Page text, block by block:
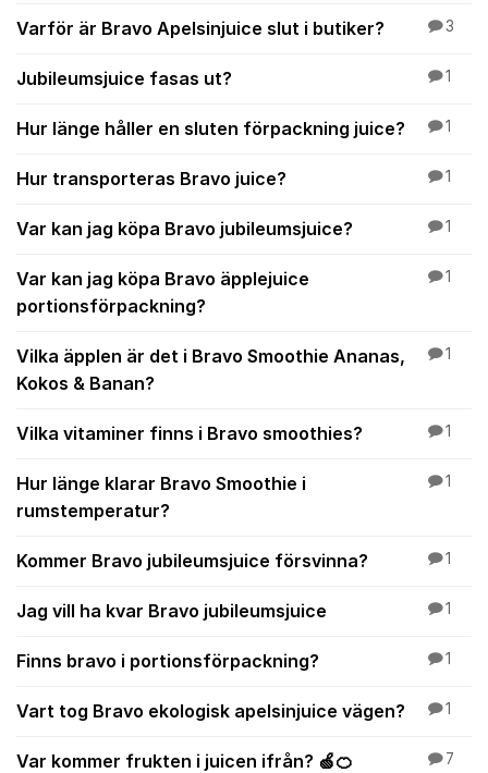
Varför är Bravo Apelsinjuice slut i butiker? 3
Jubileumsjuice fasas ut? 1
Hur länge håller en sluten förpackning juice? 1
Hur transporteras Bravo juice? 1
Var kan jag köpa Bravo jubileumsjuice? 1
Var kan jag köpa Bravo äpplejuice
portionsförpackning?
1
Vilka äpplen är det i Bravo Smoothie Ananas,
Kokos & Banan?
1
Vilka vitaminer finns i Bravo smoothies? 1
Hur länge klarar Bravo Smoothie i
rumstemperatur?
1
Kommer Bravo jubileumsjuice försvinna? 1
Jag vill ha kvar Bravo jubileumsjuice 1
Finns bravo i portionsförpackning? 1
Vart tog Bravo ekologisk apelsinjuice vägen? 1
Var kommer frukten i juicen ifrån? 🍏🍊 7